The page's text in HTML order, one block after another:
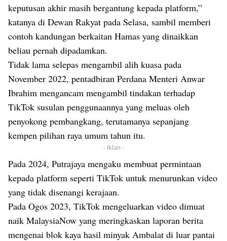
keputusan akhir masih bergantung kepada platform,”
katanya di Dewan Rakyat pada Selasa, sambil memberi
contoh kandungan berkaitan Hamas yang dinaikkan
beliau pernah dipadamkan.
Tidak lama selepas mengambil alih kuasa pada
November 2022, pentadbiran Perdana Menteri Anwar
Ibrahim mengancam mengambil tindakan terhadap
TikTok susulan penggunaannya yang meluas oleh
penyokong pembangkang, terutamanya sepanjang
kempen pilihan raya umum tahun itu.
- Iklan -
Pada 2024, Putrajaya mengaku membuat permintaan
kepada platform seperti TikTok untuk menurunkan video
yang tidak disenangi kerajaan.
Pada Ogos 2023, TikTok mengeluarkan video dimuat
naik MalaysiaNow yang meringkaskan laporan berita
mengenai blok kaya hasil minyak Ambalat di luar pantai